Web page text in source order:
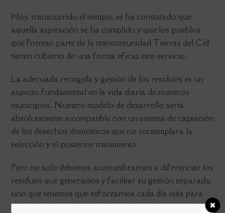
Hoy, transcurrido el tiempo, se ha constatado que
aquella aspiración se ha cumplido y que los pueblos
que forman parte de la mancomunidad Tierras del Cid
tienen cubierto de una forma eficaz este servicio.
La adecuada recogida y gestión de los residuos es un
aspecto fundamental en la vida diaria de nuestros
municipios. Nuestro modelo de desarrollo sería
absolutamente incompatible con un sistema de captación
de los desechos domésticos que no contemplara la
selección y el posterior tratamiento.
Pero no solo debemos acostumbrarnos a diferenciar los
residuos que generamos y facilitar su gestión separada,
sino que tenemos que esforzarnos cada día más para
reducir en lo posible el volumen de papel y cartón, de